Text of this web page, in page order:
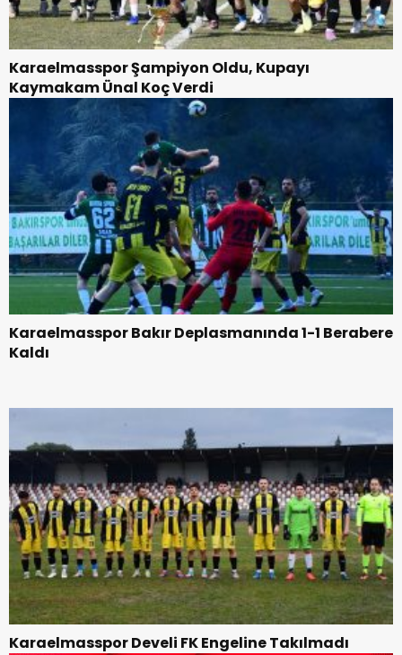
Karaelmasspor Şampiyon Oldu, Kupayı
Kaymakam Ünal Koç Verdi
Karaelmasspor Bakır Deplasmanında 1-1 Berabere
Kaldı
Karaelmasspor Develi FK Engeline Takılmadı